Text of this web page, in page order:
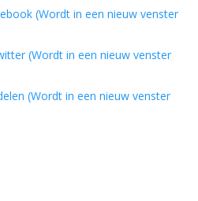
(Wordt in een nieuw venster
(Wordt in een nieuw venster
(Wordt in een nieuw venster